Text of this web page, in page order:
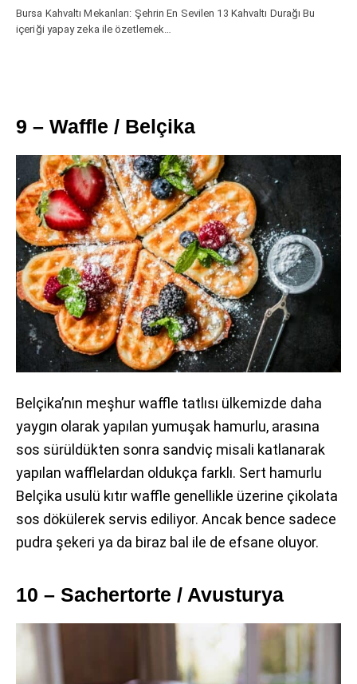
Bursa Kahvaltı Mekanları: Şehrin En Sevilen 13 Kahvaltı Durağı Bu
içeriği yapay zeka ile özetlemek…
9 – Waffle / Belçika
Belçika’nın meşhur waffle tatlısı ülkemizde daha
yaygın olarak yapılan yumuşak hamurlu, arasına
sos sürüldükten sonra sandviç misali katlanarak
yapılan wafflelardan oldukça farklı. Sert hamurlu
Belçika usulü kıtır waffle genellikle üzerine çikolata
sos dökülerek servis ediliyor. Ancak bence sadece
pudra şekeri ya da biraz bal ile de efsane oluyor.
10 – Sachertorte / Avusturya